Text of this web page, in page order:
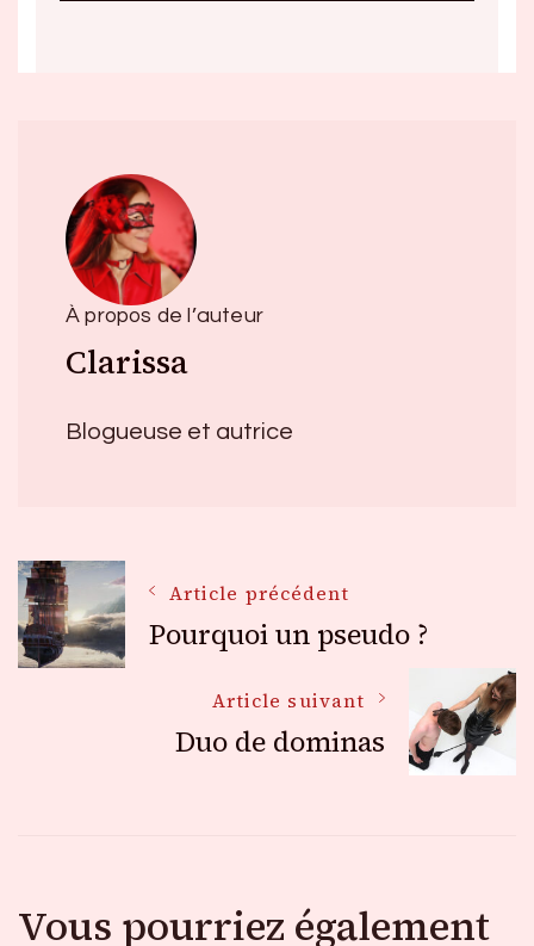
À propos de l’auteur
Clarissa
Blogueuse et autrice
Navigation
des
articles
Article précédent
Pourquoi un pseudo ?
Article suivant
Duo de dominas
Vous pourriez également